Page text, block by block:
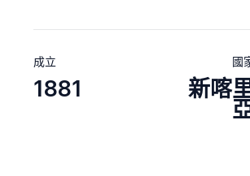
成立
1881
國
新喀